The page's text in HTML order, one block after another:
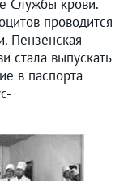
Службы крови.
проводится
Пензенская
стала выпускать
в паспорта